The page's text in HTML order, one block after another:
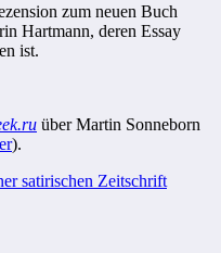
zum neuen Buch
Hartmann, deren Essay
ist.
über Martin Sonneborn
).
satirischen Zeitschrift